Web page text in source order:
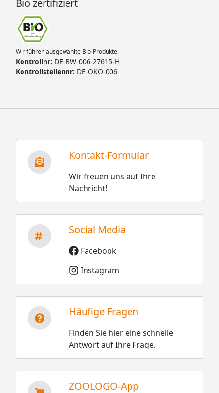
Bio zertifiziert
Wir führen ausgewählte Bio-Produkte
Kontrollnr: DE-BW-006-27615-H
Kontrollstellennr: DE-ÖKO-006
Kontakt-Formular
Wir freuen uns auf Ihre
Nachricht!
Social Media
Facebook
Instagram
Häufige Fragen
Finden Sie hier eine schnelle
Antwort auf Ihre Frage.
ZOOLOGO-App